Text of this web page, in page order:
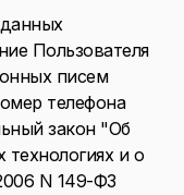
Пользователя
писем
телефона
закон "Об
и о
N 149-ФЗ